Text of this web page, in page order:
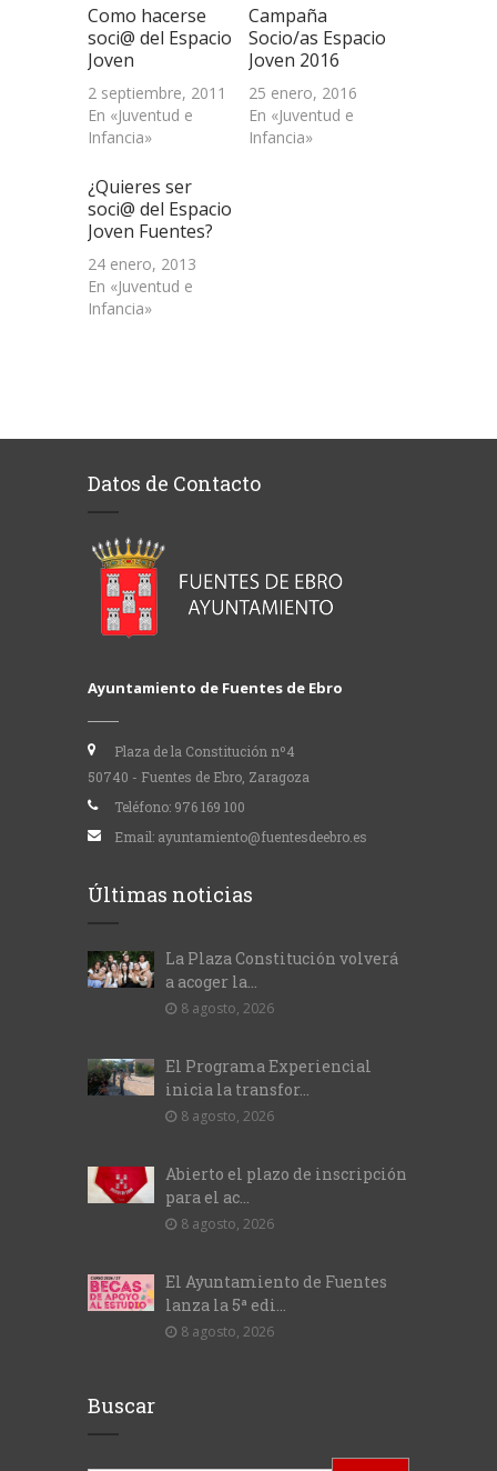
en
una
ventana
nueva)
Como hacerse
soci@ del Espacio
Joven
2 septiembre, 2011
En «Juventud e
Infancia»
Campaña
Socio/as Espacio
Joven 2016
25 enero, 2016
En «Juventud e
Infancia»
¿Quieres ser
soci@ del Espacio
Joven Fuentes?
24 enero, 2013
En «Juventud e
Infancia»
Datos de Contacto
Ayuntamiento de Fuentes de Ebro
Plaza de la Constitución nº4
50740 - Fuentes de Ebro, Zaragoza
Teléfono: 976 169 100
Email: ayuntamiento@fuentesdeebro.es
Últimas noticias
La Plaza Constitución volverá
a acoger la...
8 agosto, 2026
El Programa Experiencial
inicia la transfor...
8 agosto, 2026
Abierto el plazo de inscripción
para el ac...
8 agosto, 2026
El Ayuntamiento de Fuentes
lanza la 5ª edi...
8 agosto, 2026
Buscar